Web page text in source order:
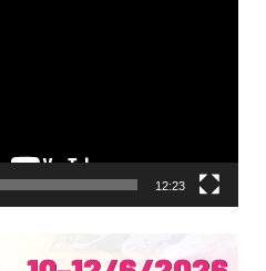
12:23